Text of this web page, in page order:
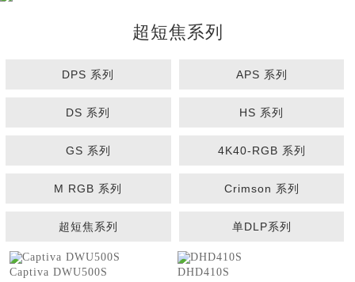
超短焦系列
DPS 系列 APS 系列
DS 系列 HS 系列
GS 系列 4K40-RGB 系列
M RGB 系列 Crimson 系列
超短焦系列 单DLP系列
Captiva DWU500S DHD410S